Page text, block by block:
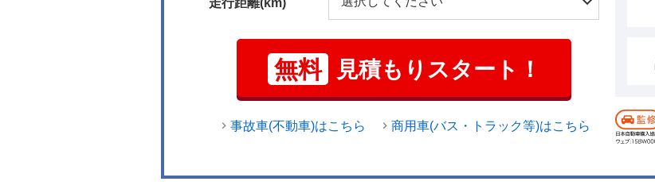
走行距離(km)
無料 見積もりスタート！
事故車(不動車)はこちら 商用車(バス・トラック等)はこちら